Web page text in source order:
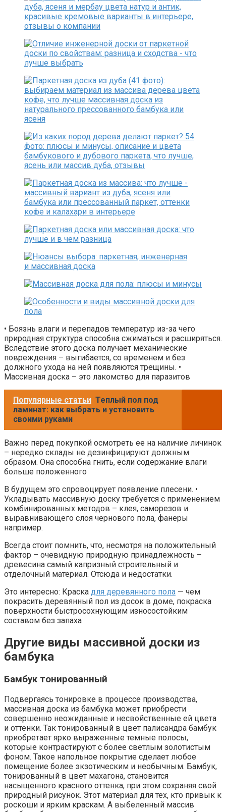
• Боязнь влаги и перепадов температур из-за чего
природная структура способна сжиматься и расширяться.
Вследствие этого доска получает механические
повреждения – выгибается, со временем и без
должного ухода на ней появляются трещины. •
Массивная доска – это лакомство для паразитов
Популярные статьи Теплый пол под
ламинат: как выбрать и установить
своими руками
Важно перед покупкой осмотреть ее на наличие личинок
– нередко склады не дезинфицируют должным
образом. Она способна гнить, если содержание влаги
больше положенного
В будущем это спровоцирует появление плесени. •
Укладывать массивную доску требуется с применением
комбинированных методов – клея, саморезов и
выравнивающего слоя чернового пола, фанеры
например.
Всегда стоит помнить, что, несмотря на положительный
фактор – очевидную природную принадлежность –
древесина самый капризный строительный и
отделочный материал. Отсюда и недостатки.
Это интересно: Краска для деревянного пола — чем
покрасить деревянный пол из досок в доме, покраска
поверхности быстросохнующим износостойким
составом без запаха
Другие виды массивной доски из
бамбука
Бамбук тонированный
Подвергаясь тонировке в процессе производства,
массивная доска из бамбука может приобрести
совершенно неожиданные и несвойственные ей цвета
и оттенки. Так тонированный в цвет палисандра бамбук
приобретает ярко выраженные темные полосы,
которые контрастируют с более светлым золотистым
фоном. Такое напольное покрытие сделает любое
помещение более экзотическим и необычным. Бамбук,
тонированный в цвет махагона, становится
насыщенного красного оттенка, при этом сохраняя свой
природный рисунок. Этот материал для тех, кто привык к
роскоши и ярким краскам. А выбеленный массив